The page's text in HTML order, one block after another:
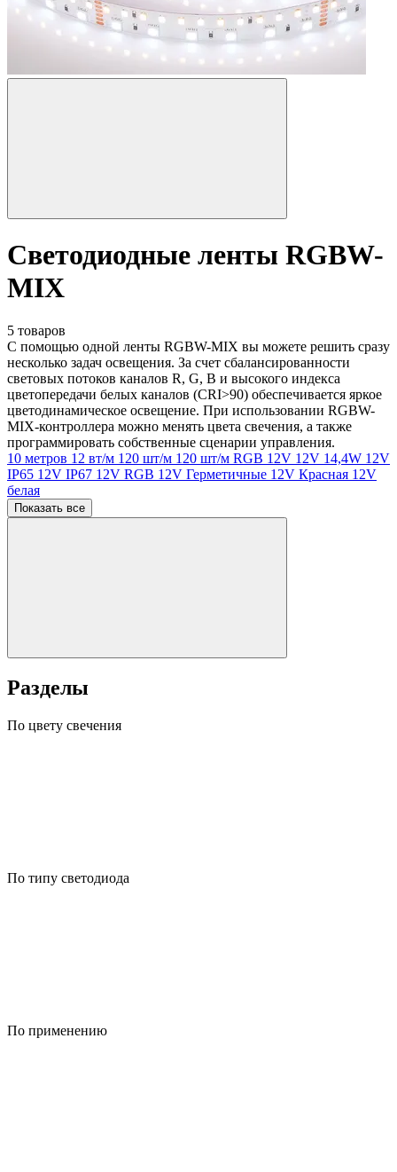
Светодиодные ленты RGBW-
MIX
5 товаров
С помощью одной ленты RGBW-MIX вы можете решить сразу
несколько задач освещения. За счет сбалансированности
световых потоков каналов R, G, B и высокого индекса
цветопередачи белых каналов (CRI>90) обеспечивается яркое
цветодинамическое освещение. При использовании RGBW-
MIX-контроллера можно менять цвета свечения, а также
программировать собственные сценарии управления.
10 метров 12 вт/м 120 шт/м 120 шт/м RGB 12V 12V 14,4W 12V
IP65 12V IP67 12V RGB 12V Герметичные 12V Красная 12V
белая
Показать все
Разделы
По цвету свечения
По типу светодиода
По применению